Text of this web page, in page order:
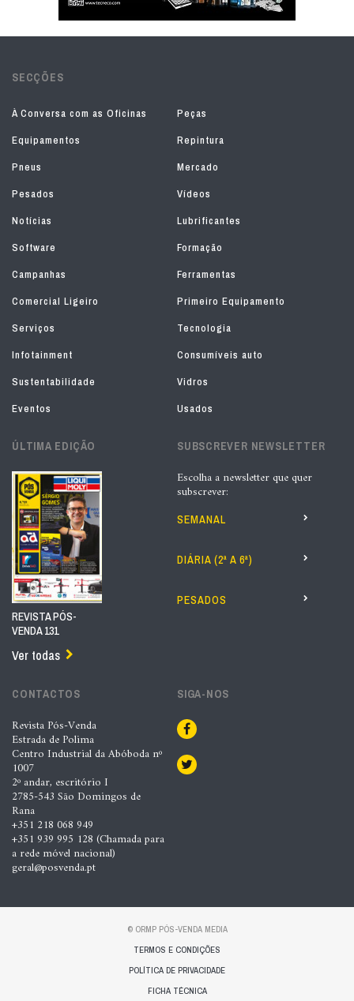
SECÇÕES
À Conversa com as Oficinas
Peças
Equipamentos
Repintura
Pneus
Mercado
Pesados
Vídeos
Notícias
Lubrificantes
Software
Formação
Campanhas
Ferramentas
Comercial Ligeiro
Primeiro Equipamento
Serviços
Tecnologia
Infotainment
Consumíveis auto
Sustentabilidade
Vidros
Eventos
Usados
ÚLTIMA EDIÇÃO
REVISTA PÓS-
VENDA 131
Ver todas
SUBSCREVER NEWSLETTER
Escolha a newsletter que quer
subscrever:
SEMANAL
DIÁRIA (2ª A 6ª)
PESADOS
CONTACTOS
Revista Pós-Venda
Estrada de Polima
Centro Industrial da Abóboda nº
1007
2º andar, escritório I
2785-543 São Domingos de
Rana
+351 218 068 949
+351 939 995 128 (Chamada para
a rede móvel nacional)
geral@posvenda.pt
SIGA-NOS
© ORMP PÓS-VENDA MEDIA
TERMOS E CONDIÇÕES
POLÍTICA DE PRIVACIDADE
FICHA TÉCNICA